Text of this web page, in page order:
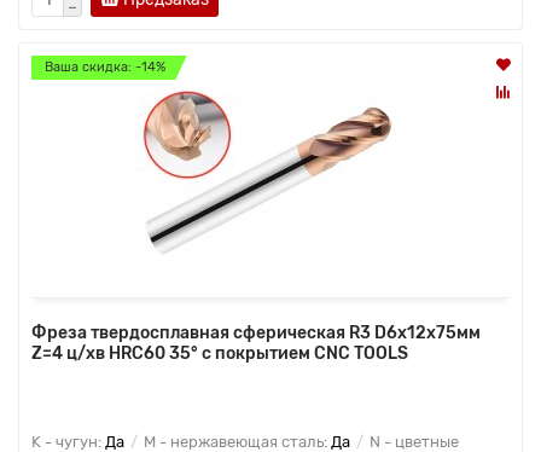
Ваша скидка: -14%
Фреза твердосплавная сферическая R3 D6x12x75мм
Z=4 ц/хв HRC60 35° с покрытием CNC TOOLS
K - чугун: Да M - нержавеющая сталь: Да
N - цветные